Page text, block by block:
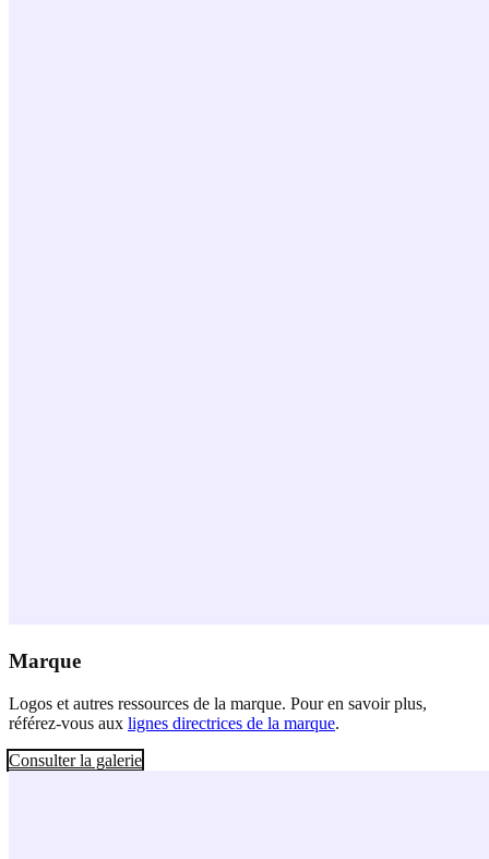
Marque
Logos et autres ressources de la marque. Pour en savoir plus,
référez-vous aux lignes directrices de la marque.
Consulter la galerie